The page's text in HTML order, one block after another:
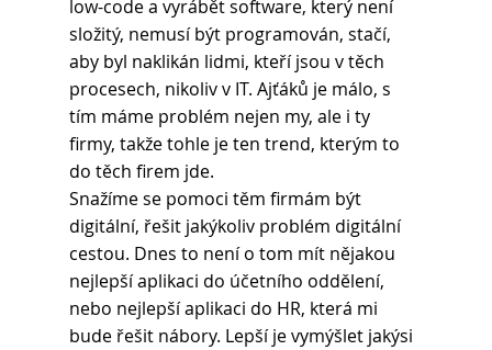
low-code a vyrábět software, který není
složitý, nemusí být programován, stačí,
aby byl naklikán lidmi, kteří jsou v těch
procesech, nikoliv v IT. Ajťáků je málo, s
tím máme problém nejen my, ale i ty
firmy, takže tohle je ten trend, kterým to
do těch firem jde.
Snažíme se pomoci těm firmám být
digitální, řešit jakýkoliv problém digitální
cestou. Dnes to není o tom mít nějakou
nejlepší aplikaci do účetního oddělení,
nebo nejlepší aplikaci do HR, která mi
bude řešit nábory. Lepší je vymýšlet jakýsi